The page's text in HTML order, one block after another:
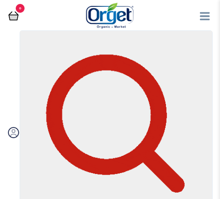
0
مربا
مرتب سازی بر اساس:
اولویت بندی گران‌ترین